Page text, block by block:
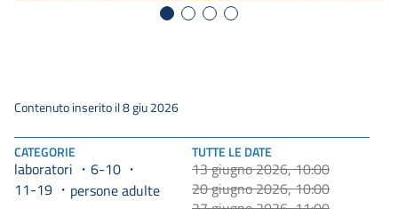
CATEGORIE
laboratori
6-10
11-19
persone adulte
TUTTE LE DATE
13 giugno 2026, 10:00
20 giugno 2026, 10:00
Contenuto inserito il 8 giu 2026